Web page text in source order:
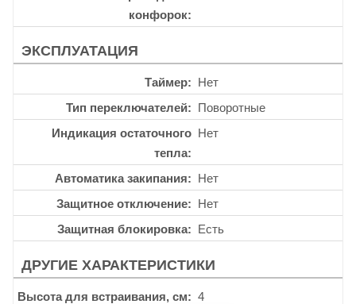
конфорок
ЭКСПЛУАТАЦИЯ
Таймер
Нет
Тип переключателей
Поворотные
Индикация остаточного
тепла
Нет
Автоматика закипания
Нет
Защитное отключение
Нет
Защитная блокировка
Есть
ДРУГИЕ ХАРАКТЕРИСТИКИ
Высота для встраивания, см
4